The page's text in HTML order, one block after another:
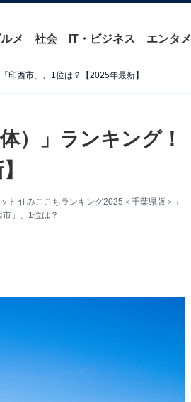
メ 社会 IT・ビジネス エンタメ
印西市」、1位は？【2025年最新】
）」ランキング！
住みここちランキング2025＜千葉県版＞」
」、1位は？